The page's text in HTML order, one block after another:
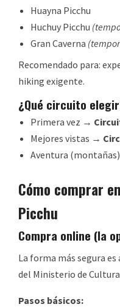
Huayna Picchu
Huchuy Picchu
Gran Caverna
Recomendado para:
hiking exigente.
¿Qué circuito
Primera vez →
Mejores vistas →
Aventura
Cómo comprar
Picchu
Compra online (la
La forma más segura
del Ministerio de
Pasos básicos: